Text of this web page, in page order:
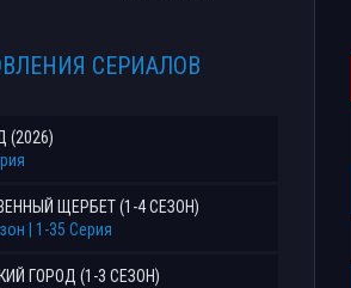
СЕРИАЛОВ
(2026)
ЩЕРБЕТ (1-4 СЕЗОН)
| 1-35 Серия
ГОРОД (1-3 СЕЗОН)